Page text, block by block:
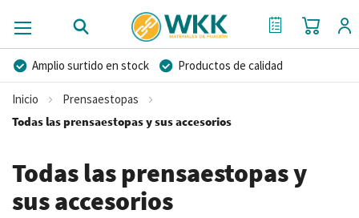
Mi
Mi Cotización
Amplio surtido en stock
Productos de calidad
Precios competitivos
Asesoramiento personal
Más de 40 años de experiencia
Inicio
Prensaestopas
Todas las prensaestopas y sus accesorios
Todas las prensaestopas y
sus accesorios